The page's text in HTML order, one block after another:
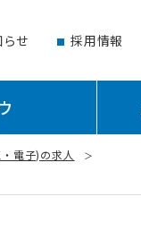
せ 採用情報
電子)の求人